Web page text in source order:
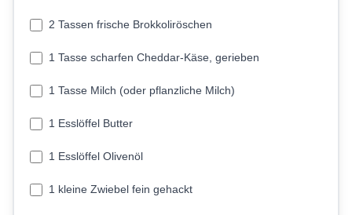
2 Tassen frische Brokkoliröschen
1 Tasse scharfen Cheddar-Käse, gerieben
1 Tasse Milch (oder pflanzliche Milch)
1 Esslöffel Butter
1 Esslöffel Olivenöl
1 kleine Zwiebel fein gehackt